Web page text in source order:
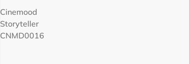
Cinemood
Storyteller
CNMD0016